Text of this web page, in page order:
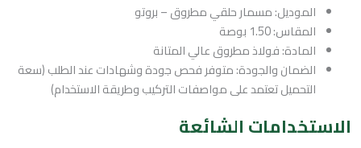
الموديل: مسمار حلقي مطروق – بروتو
المقاس: 1.50 بوصة
المادة: فولاذ مطروق عالي المتانة
الضمان والجودة: متوفر فحص جودة وشهادات عند الطلب (سعة
التحميل تعتمد على مواصفات التركيب وطريقة الاستخدام)
الاستخدامات الشائعة